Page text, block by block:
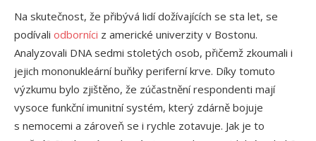
Na skutečnost, že přibývá lidí dožívajících se sta let, se
podívali odborníci z americké univerzity v Bostonu.
Analyzovali DNA sedmi stoletých osob, přičemž zkoumali i
jejich mononukleární buňky periferní krve. Díky tomuto
výzkumu bylo zjištěno, že zúčastnění respondenti mají
vysoce funkční imunitní systém, který zdárně bojuje
s nemocemi a zároveň se i rychle zotavuje. Jak je to